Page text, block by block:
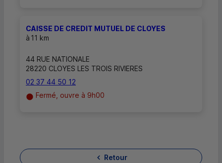
CAISSE DE CREDIT MUTUEL DE CLOYES
à 11 km
44 RUE NATIONALE
28220 CLOYES LES TROIS RIVIERES
02 37 44 50 12
Fermé, ouvre à 9h00
Retour